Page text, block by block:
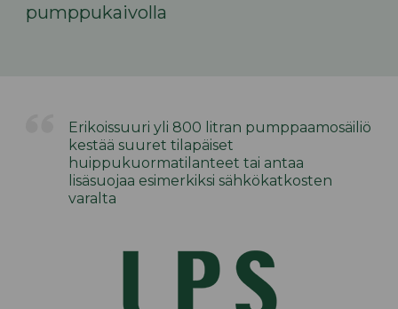
pumppukaivolla
Erikoissuuri yli 800 litran pumppaamosäiliö
kestää suuret tilapäiset
huippukuormatilanteet tai antaa
lisäsuojaa esimerkiksi sähkökatkosten
varalta